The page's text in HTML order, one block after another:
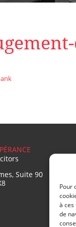
Pour
à
de
Suite 90